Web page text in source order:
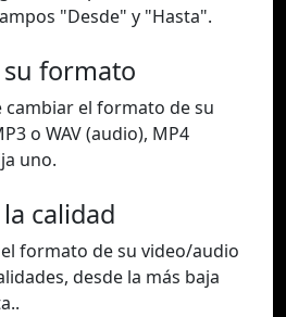
"Desde" y "Hasta".
su formato
cambiar el formato de su
o WAV (audio), MP4
uno.
calidad
formato de su video/audio
desde la más baja